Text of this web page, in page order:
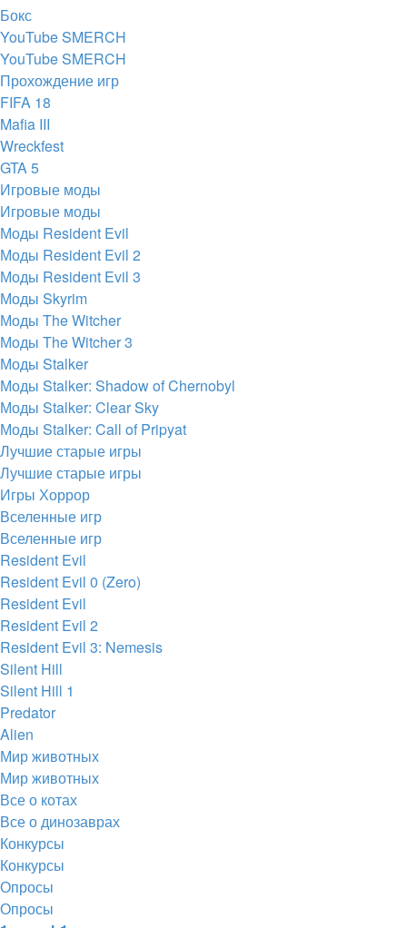
Бокс
YouTube SMERCH
YouTube SMERCH
Прохождение игр
FIFA 18
Mafia III
Wreckfest
GTA 5
Игровые моды
Игровые моды
Моды Resident Evil
Моды Resident Evil 2
Моды Resident Evil 3
Моды Skyrim
Моды The Witcher
Моды The Witcher 3
Моды Stalker
Моды Stalker: Shadow of Chernobyl
Моды Stalker: Clear Sky
Моды Stalker: Call of Pripyat
Лучшие старые игры
Лучшие старые игры
Игры Хоррор
Вселенные игр
Вселенные игр
Resident Evil
Resident Evil 0 (Zero)
Resident Evil
Resident Evil 2
Resident Evil 3: Nemesis
Silent Hill
Silent Hill 1
Predator
Alien
Мир животных
Мир животных
Все о котах
Все о динозаврах
Конкурсы
Конкурсы
Опросы
Опросы